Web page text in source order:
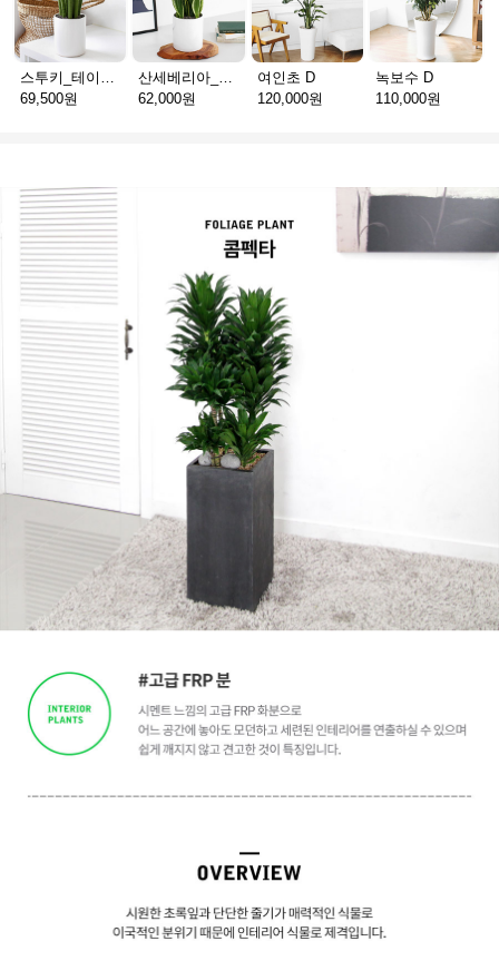
스투키_테이블용 D
69,500원
산세베리아_테이블용 H
62,000원
여인초 D
120,000원
녹보수 D
110,000원